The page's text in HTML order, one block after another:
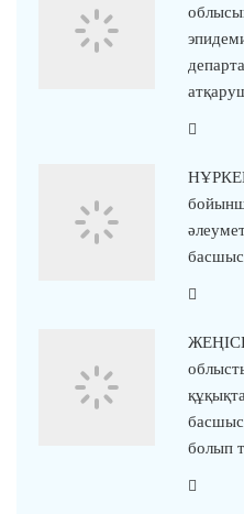
болып